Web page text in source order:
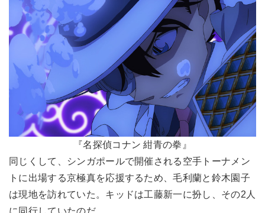
『名探偵コナン 紺青の拳』
同じくして、シンガポールで開催される空手トーナメン
トに出場する京極真を応援するため、毛利蘭と鈴木園子
は現地を訪れていた。キッドは工藤新一に扮し、その2人
に同行していたのだ。